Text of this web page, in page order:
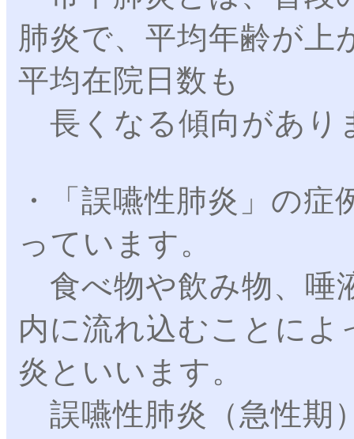
肺炎で、平均年齢が上
平均在院日数も
長くなる傾向があり
・「誤嚥性肺炎」の
っています。
食べ物や飲み物、唾
内に流れ込むことによ
炎といいます。
誤嚥性肺炎（急性期